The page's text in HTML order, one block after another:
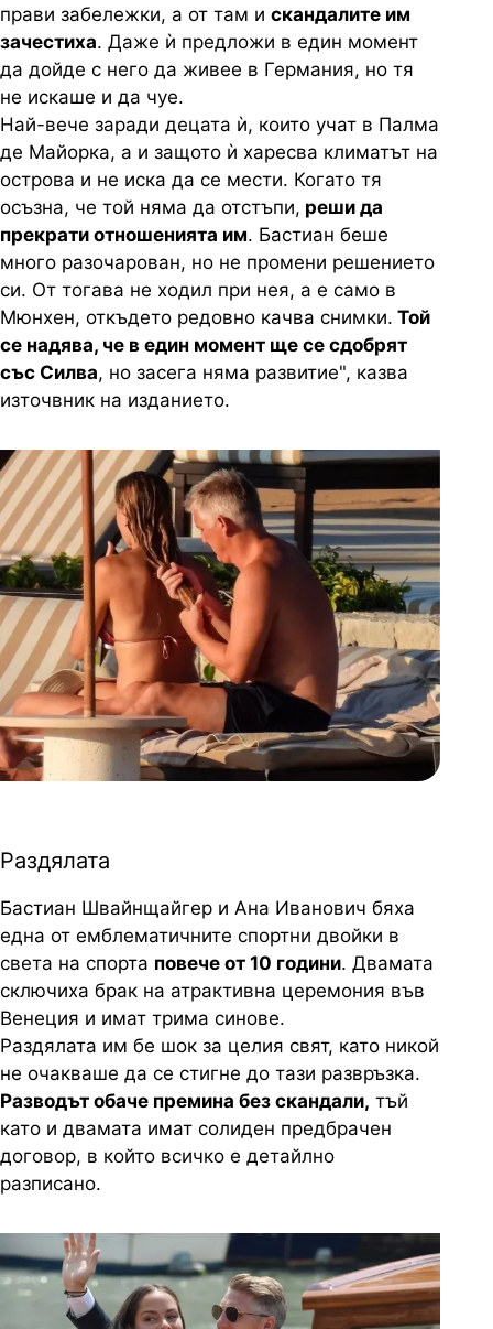
прави забележки, а от там и скандалите им
зачестиха. Даже ѝ предложи в един момент
да дойде с него да живее в Германия, но тя
не искаше и да чуе.
Най-вече заради децата ѝ, които учат в Палма
де Майорка, а и защото ѝ харесва климатът на
острова и не иска да се мести. Когато тя
осъзна, че той няма да отстъпи, реши да
прекрати отношенията им. Бастиан беше
много разочарован, но не промени решението
си. От тогава не ходил при нея, а е само в
Мюнхен, откъдето редовно качва снимки. Той
се надява, че в един момент ще се сдобрят
със Силва, но засега няма развитие", казва
източвник на изданието.
Раздялата
Бастиан Швайнщайгер и Ана Иванович бяха
една от емблематичните спортни двойки в
света на спорта повече от 10 години. Двамата
сключиха брак на атрактивна церемония във
Венеция и имат трима синове.
Раздялата им бе шок за целия свят, като никой
не очакваше да се стигне до тази развръзка.
Разводът обаче премина без скандали, тъй
като и двамата имат солиден предбрачен
договор, в който всичко е детайлно
разписано.